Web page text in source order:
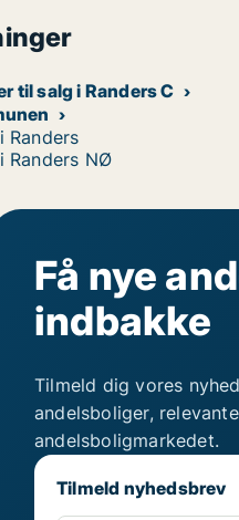
til salg i Randers C
Randers
Randers NØ
Få nye
indbakke
Tilmeld dig vores
andelsboliger,
andelsboligmarkedet.
Tilmeld nyhedsbrev